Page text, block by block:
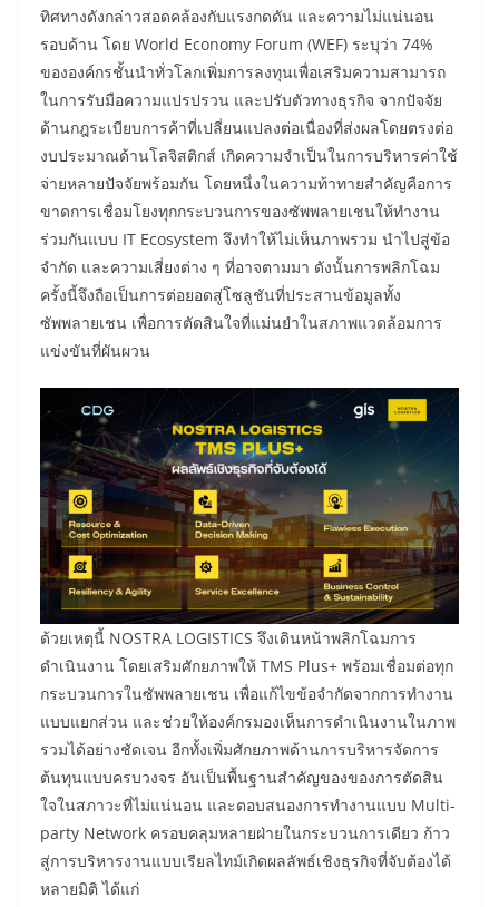
ทิศทางดังกล่าวสอดคล้องกับแรงกดดัน และความไม่แน่นอน
รอบด้าน โดย World Economy Forum (WEF) ระบุว่า 74%
ขององค์กรชั้นนำทั่วโลกเพิ่มการลงทุนเพื่อเสริมความสามารถ
ในการรับมือความแปรปรวน และปรับตัวทางธุรกิจ จากปัจจัย
ด้านกฎระเบียบการค้าที่เปลี่ยนแปลงต่อเนื่องที่ส่งผลโดยตรงต่อ
งบประมาณด้านโลจิสติกส์ เกิดความจำเป็นในการบริหารค่าใช้
จ่ายหลายปัจจัยพร้อมกัน โดยหนึ่งในความท้าทายสำคัญคือการ
ขาดการเชื่อมโยงทุกกระบวนการของซัพพลายเชนให้ทำงาน
ร่วมกันแบบ IT Ecosystem จึงทำให้ไม่เห็นภาพรวม นำไปสู่ข้อ
จำกัด และความเสี่ยงต่าง ๆ ที่อาจตามมา ดังนั้นการพลิกโฉม
ครั้งนี้จึงถือเป็นการต่อยอดสู่โซลูชันที่ประสานข้อมูลทั้ง
ซัพพลายเชน เพื่อการตัดสินใจที่แม่นยำในสภาพแวดล้อมการ
แข่งขันที่ผันผวน
ด้วยเหตุนี้ NOSTRA LOGISTICS จึงเดินหน้าพลิกโฉมการ
ดำเนินงาน โดยเสริมศักยภาพให้ TMS Plus+ พร้อมเชื่อมต่อทุก
กระบวนการในซัพพลายเชน เพื่อแก้ไขข้อจำกัดจากการทำงาน
แบบแยกส่วน และช่วยให้องค์กรมองเห็นการดำเนินงานในภาพ
รวมได้อย่างชัดเจน อีกทั้งเพิ่มศักยภาพด้านการบริหารจัดการ
ต้นทุนแบบครบวงจร อันเป็นพื้นฐานสำคัญของของการตัดสิน
ใจในสภาวะที่ไม่แน่นอน และตอบสนองการทำงานแบบ Multi-
party Network ครอบคลุมหลายฝ่ายในกระบวนการเดียว ก้าว
สู่การบริหารงานแบบเรียลไทม์เกิดผลลัพธ์เชิงธุรกิจที่จับต้องได้
หลายมิติ ได้แก่